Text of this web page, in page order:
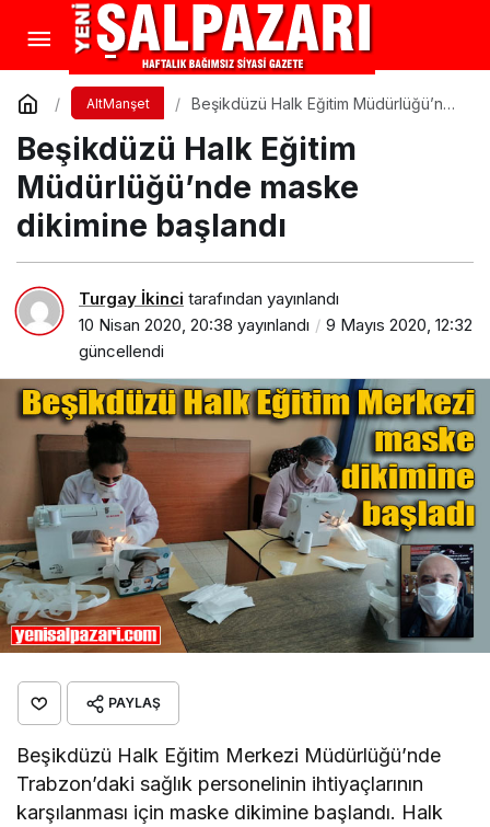
AltManşet
Beşikdüzü Halk Eğitim Müdürlüğü’nde
Beşikdüzü Halk Eğitim
Müdürlüğü’nde maske
dikimine başlandı
Turgay İkinci tarafından yayınlandı
10 Nisan 2020, 20:38 yayınlandı
9 Mayıs 2020, 12:32
güncellendi
PAYLAŞ
Beşikdüzü Halk Eğitim Merkezi Müdürlüğü’nde
Trabzon’daki sağlık personelinin ihtiyaçlarının
karşılanması için maske dikimine başlandı. Halk